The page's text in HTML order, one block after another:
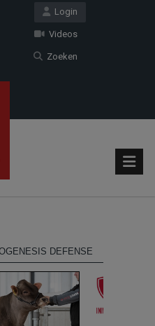
Login
Videos
Zoeken